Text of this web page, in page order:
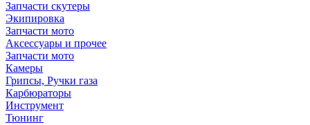
Запчасти скутеры
Экипировка
Запчасти мото
Аксессуары и прочее
Запчасти мото
Камеры
Грипсы, Ручки газа
Карбюраторы
Инструмент
Тюнинг